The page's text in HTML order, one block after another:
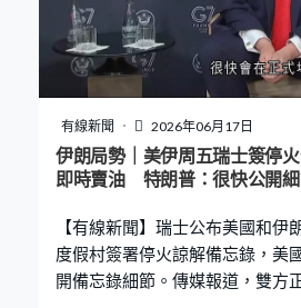
時，由大型排澇車、無人機等組
場緊急抽排積水。 演習由湖北省
辦，有43支隊伍共2千多人參與
情境，目的是完善應急指揮機制
能力。
有線新聞 2026年06月17日
伊朗局勢｜美伊周五瑞士簽停
即時賣油 特朗普：很快公開
【有線新聞】瑞士公布美國和伊
度假村簽署停火諒解備忘錄，美
開備忘錄細節。傳媒報道，雙方